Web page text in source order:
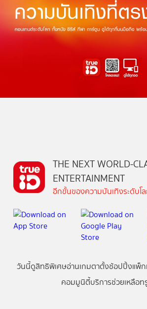
THE NEXT WORLD-
ENTERTAINMENT
อีกขั้นของความบันเทิงระดับโ
วันนี้ดูสิทธิพิเศษอ่านเกมตาตั้งช้อปปิ้งแพ็ก
คอมมูนิตี้บริการช่วยเหลือท